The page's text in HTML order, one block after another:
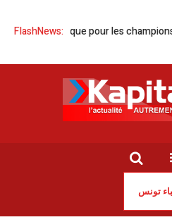
FlashNews:
historique pour les champions
تونس